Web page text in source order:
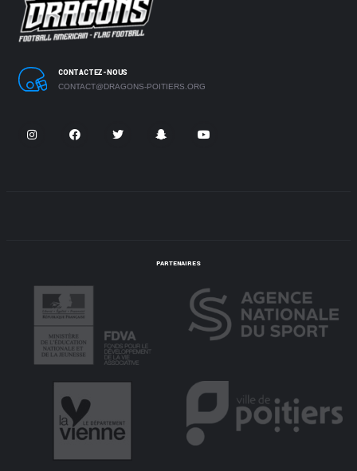
CONTACTEZ-NOUS
CONTACT@DRAGONS-POITIERS.ORG
PARTENAIRES